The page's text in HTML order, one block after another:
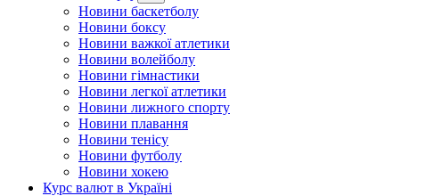
Новини баскетболу
Новини боксу
Новини важкої атлетики
Новини волейболу
Новини гімнастики
Новини легкої атлетики
Новини лижного спорту
Новини плавання
Новини тенісу
Новини футболу
Новини хокею
Курс валют в Україні